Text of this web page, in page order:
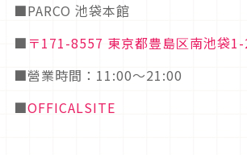
■PARCO 池袋本館
■ 〒171-8557 東京都豊島区南池袋
■營業時間：11:00～21:00
■OFFICALSITE